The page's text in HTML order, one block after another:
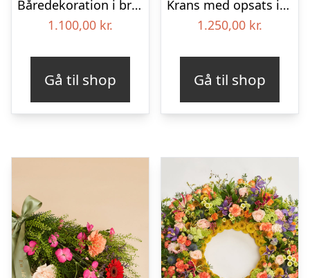
Båredekoration i brændte farver – Blomster til begravelse
1.100,00 kr.
Gå til shop
Krans med opsats i gule farver – Blomster til begravelse
1.250,00 kr.
Gå til shop